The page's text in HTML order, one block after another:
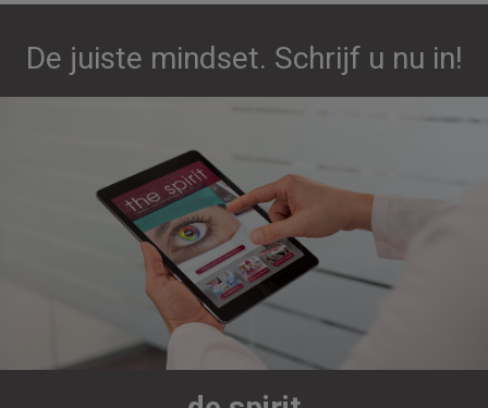
De juiste mindset. Schrijf u nu in!